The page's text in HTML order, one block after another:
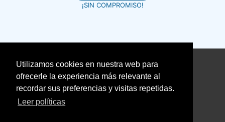
Utilizamos cookies en nuestra web para
ofrecerle la experiencia más relevante al
recordar sus preferencias y visitas repetidas.
Leer políticas
¡SIN COMPROMISO!
©fontanerosrapidos.com
Aviso Legal